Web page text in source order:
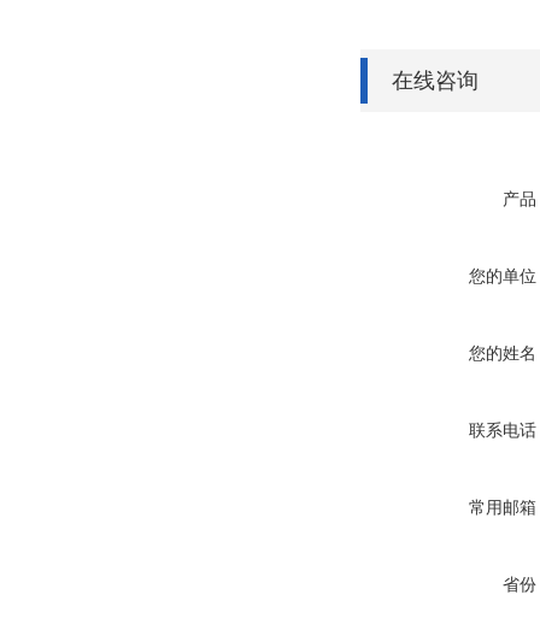
在线咨询
产品
您的单位
您的姓名
联系电话
常用邮箱
省份